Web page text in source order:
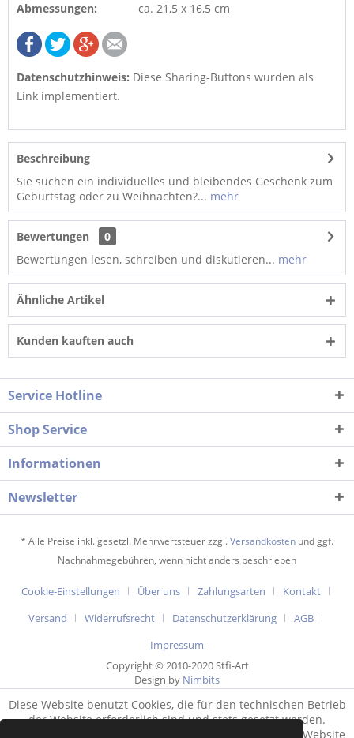
Abmessungen:
ca. 21,5 x 16,5 cm
Datenschutzhinweis: Diese Sharing-Buttons wurden als
Link implementiert.
Beschreibung
Sie suchen ein individuelles und bleibendes Geschenk zum
Geburtstag oder zu Weihnachten?... mehr
Bewertungen
0
Bewertungen lesen, schreiben und diskutieren... mehr
Ähnliche Artikel
Kunden kauften auch
Service Hotline
Shop Service
Informationen
Newsletter
* Alle Preise inkl. gesetzl. Mehrwertsteuer zzgl.Versandkosten und ggf.
Nachnahmegebühren, wenn nicht anders beschrieben
Cookie-Einstellungen Über uns Zahlungsarten
Kontakt
Versand
Widerrufsrecht Datenschutzerklärung
AGB
Impressum
Copyright © 2010-2020 Stfi-Art
Design by Nimbits
Diese Website benutzt Cookies, die für den technischen Betrieb
der Website erforderlich sind und stets gesetzt werden.
Andere Cookies, die den Komfort bei Benutzung dieser Website